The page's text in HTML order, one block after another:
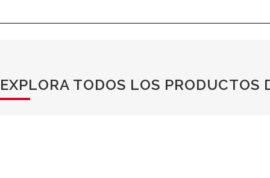
EXPLORA TODOS LOS